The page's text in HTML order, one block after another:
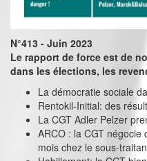
N°413 - Juin 2023
Le rapport de force est de
dans les élections, les
La démocratie sociale
Rentokil-Initial: des
La CGT Adler Pelzer
ARCO : la CGT
mois chez le sous-